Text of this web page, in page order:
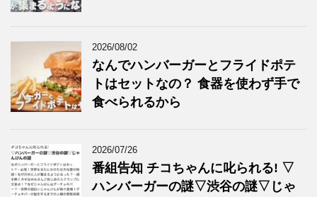
2026/08/02
なんでハンバーガーとフライドポテ
トはセットなの？ 食器を使わず手で
食べられるから
2026/07/26
番組告知 チコちゃんに叱られる! ▽
ハンバーガーの謎▽渋谷の謎▽じゃ